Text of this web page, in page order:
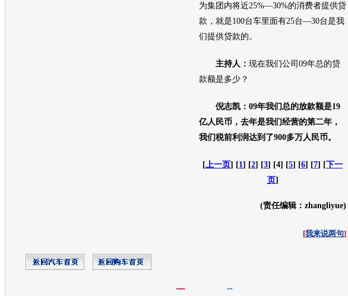
为集团内将近25%—30%的消费者提供贷
款，就是100台车里面有25台—30台是我
们提供贷款的。
主持人： 现在我们公司09年总的贷
款额是多少？
倪志凯：09年我们总的放款额是19
亿人民币，去年是我们经营的第二年，
我们税前利润达到了900多万人民币。
[ 上一页] [1 ] [2] [3] [4] [5] [6] [7] [下一
页]
(责任编辑：zhangliyue)
[我来说两句]